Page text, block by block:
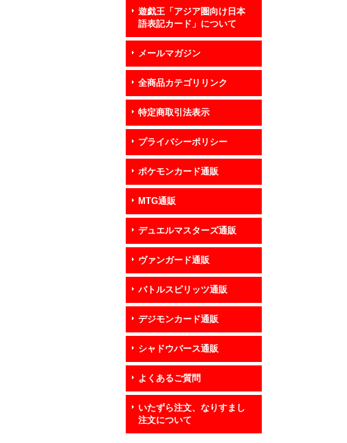
遊戯王「アジア圏向け日本
語表記カード」について
メールマガジン
全商品カテゴリリンク
特定商取引法表示
プライバシーポリシー
ポケモンカード通販
MTG通販
デュエルマスターズ通販
ヴァンガード通販
バトルスピリッツ通販
デジモンカード通販
シャドウバース通販
よくあるご質問
いたずら注文、なりすまし
注文について